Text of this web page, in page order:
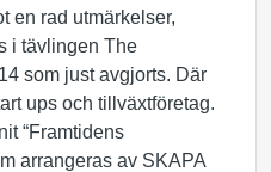
en rad utmärkelser,
i tävlingen The
som just avgjorts. Där
ups och tillväxtföretag.
“Framtidens
arrangeras av SKAPA